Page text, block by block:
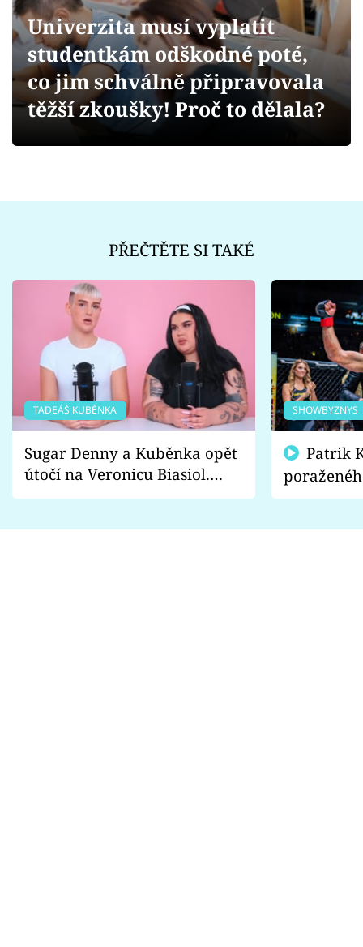
Videa
Sledujte prima+
Univerzita musí vyplatit
studentkám odškodné poté,
co jim schválně připravovala
těžší zkoušky! Proč to dělala?
PŘEČTĚTE SI TAKÉ
TADEÁŠ KUBĚNKA
Sugar Denny a Kuběnka opět
útočí na Veronicu Biasiol.
Proč je podle nich falešná a
SHOWBYZNYS
fanoušci